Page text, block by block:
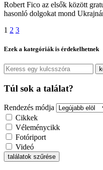
Robert Fico az elsők között
hasonló dolgokat mond
1 2 3
Ezek a kategóriák is érdekelhetnek
Túl sok a találat?
Rendezés módja
Cikkek
Véleménycikk
Fotóriport
Videó
találatok szűrése